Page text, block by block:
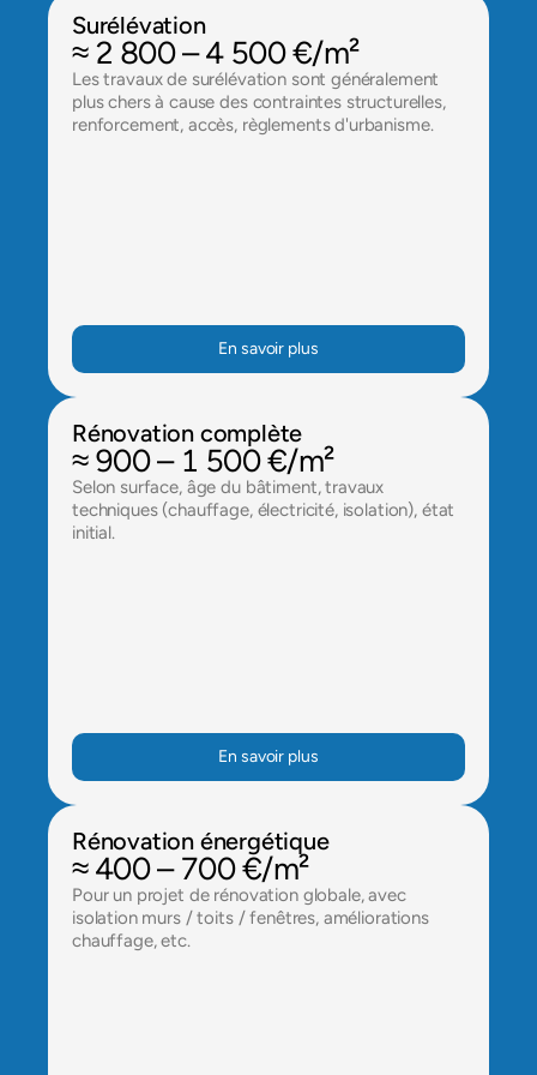
Surélévation
≈ 2 800 – 4 500 €/m²
Les travaux de surélévation sont généralement
plus chers à cause des contraintes structurelles,
renforcement, accès, règlements d'urbanisme.
En savoir plus
Rénovation complète
≈ 900 – 1 500 €/m²
Selon surface, âge du bâtiment, travaux
techniques (chauffage, électricité, isolation), état
initial.
En savoir plus
Rénovation énergétique
≈ 400 – 700 €/m²
Pour un projet de rénovation globale, avec
isolation murs / toits / fenêtres, améliorations
chauffage, etc.